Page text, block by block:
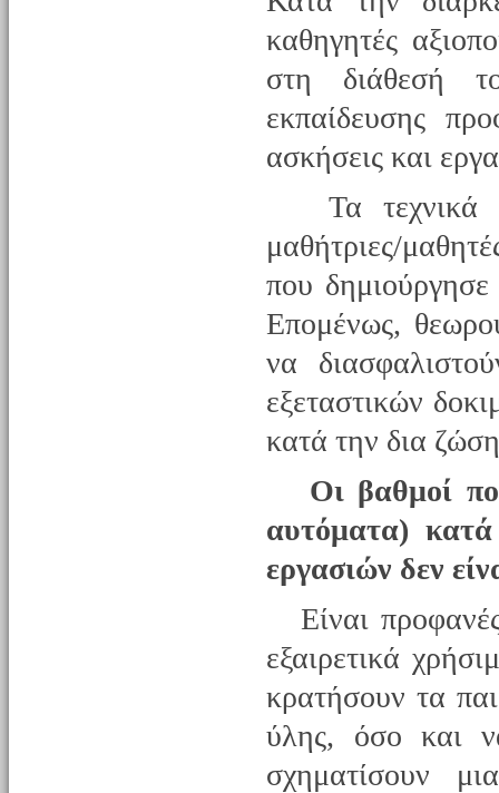
καθηγητές
στη διάθεσή
εκπαίδευσης
ασκήσεις και
Τα τεχνικά
μαθήτριες/
που
Επομένως,
να
εξεταστικών
κατά την δια
Οι βαθμοί
αυτόματα)
εργασιών δεν
Είναι
εξαιρετικά
κρατήσουν τα
ύλης, όσο και
σχηματίσουν